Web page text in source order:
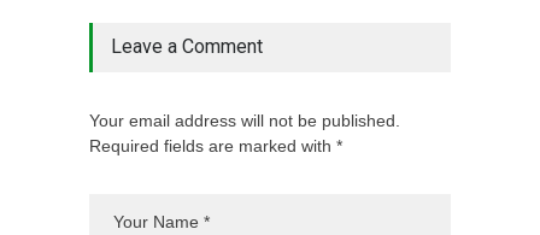
Leave a Comment
Your email address will not be published.
Required fields are marked with *